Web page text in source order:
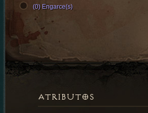
(0) Engarce(s)
ATRIBUTOS